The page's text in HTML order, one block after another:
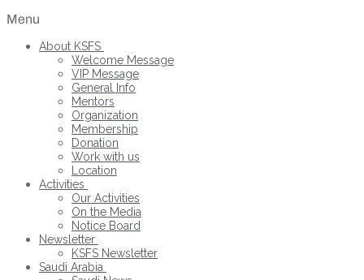
Menu
About KSFS
Welcome Message
VIP Message
General Info
Mentors
Organization
Membership
Donation
Work with us
Location
Activities
Our Activities
On the Media
Notice Board
Newsletter
KSFS Newsletter
Saudi Arabia